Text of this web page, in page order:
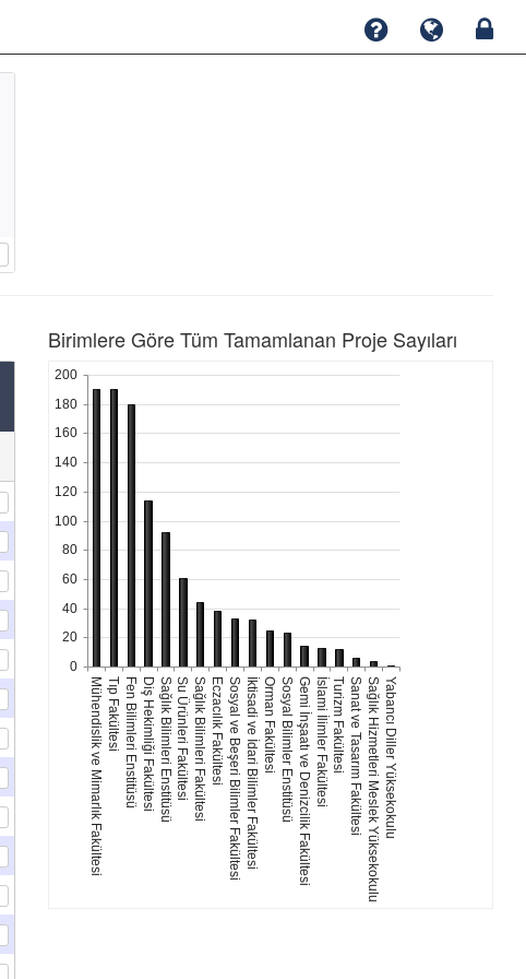
Birimlere Göre Tüm Tamamlanan Proje Sayıları
Mühendislik ve Mimarlık FakültesiTıp FakültesiFen Bilimleri EnstitüsüDiş Hekimliği FakültesiSağlık Bilimleri EnstitüsüSu Ürünleri FakültesiSağlık Bilimleri FakültesiEczacılık FakültesiSosyal ve Beşeri Bilimler Fakültesiİktisadi ve İdari Bilimler FakültesiOrman FakültesiSosyal Bilimler EnstitüsüGemi İnşaatı ve Denizcilik Fakültesiİslami İlimler FakültesiTurizm FakültesiSanat ve Tasarım FakültesiSağlık Hizmetleri Meslek YüksekokuluYabancı Diller Yüksekokulu
0
20
40
60
80
100
120
140
160
180
200